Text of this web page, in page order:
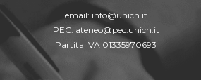
email: info@unich.it
PEC: ateneo@pec.unich.it
Partita IVA 01335970693